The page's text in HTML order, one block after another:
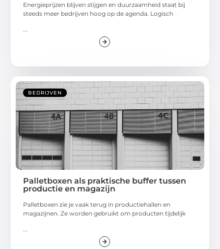
Energieprijzen blijven stijgen en duurzaamheid staat bij
steeds meer bedrijven hoog op de agenda. Logisch
...
BEDRIJVEN
Palletboxen als praktische buffer tussen
productie en magazijn
Palletboxen zie je vaak terug in productiehallen en
magazijnen. Ze worden gebruikt om producten tijdelijk
...